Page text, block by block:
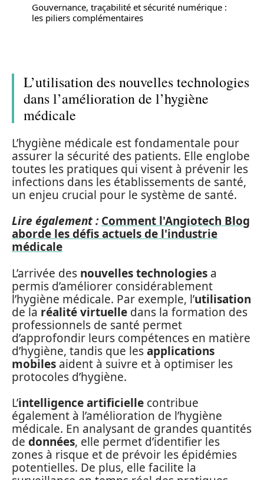
Gouvernance, traçabilité et sécurité numérique :
les piliers complémentaires
L’utilisation des nouvelles technologies
dans l’amélioration de l’hygiène
médicale
L’hygiène médicale est fondamentale pour
assurer la sécurité des patients. Elle englobe
toutes les pratiques qui visent à prévenir les
infections dans les établissements de santé,
un enjeu crucial pour le système de santé.
Lire également : Comment l'Angiotech Blog
aborde les défis actuels de l'industrie
médicale
L’arrivée des nouvelles technologies a
permis d’améliorer considérablement
l’hygiène médicale. Par exemple, l’utilisation
de la réalité virtuelle dans la formation des
professionnels de santé permet
d’approfondir leurs compétences en matière
d’hygiène, tandis que lesapplications
mobiles aident à suivre et à optimiser les
protocoles d’hygiène.
L’intelligence artificielle contribue
également à l’amélioration de l’hygiène
médicale. En analysant de grandes quantités
de données, elle permet d’identifier les
zones à risque et de prévoir les épidémies
potentielles. De plus, elle facilite la